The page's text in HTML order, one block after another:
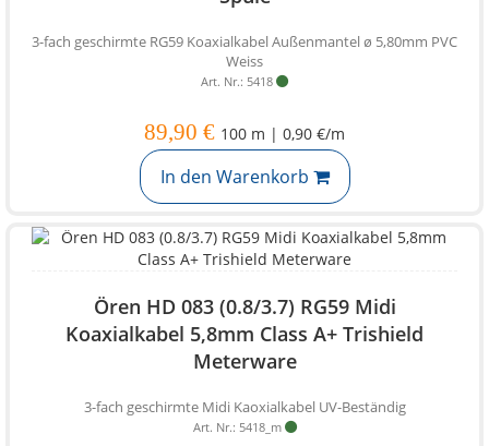
3-fach geschirmte RG59 Koaxialkabel Außenmantel ø 5,80mm PVC
Weiss
Art. Nr.: 5418
89,90 € 100 m | 0,90 €/m
In den Warenkorb
Ören HD 083 (0.8/3.7) RG59 Midi
Koaxialkabel 5,8mm Class A+ Trishield
Meterware
3-fach geschirmte Midi Kaoxialkabel UV-Beständig
Art. Nr.: 5418_m